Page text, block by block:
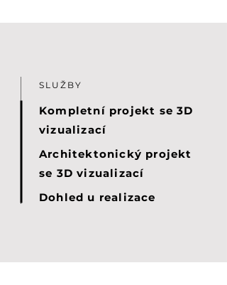
SLUŽBY
Kompletní projekt se 3D
vizualizací
Architektonický projekt
se 3D vizualizací
Dohled u realizace